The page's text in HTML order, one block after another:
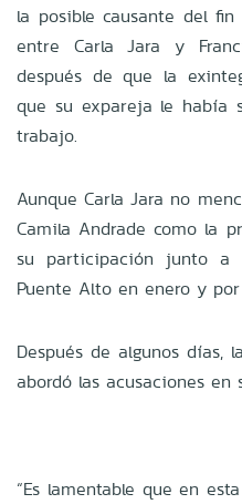
la posible causante del
entre Carla Jara y
después de que la
que su expareja le había
trabajo.
Aunque Carla Jara no
Camila Andrade como la
su participación junto a
Puente Alto en enero y
Después de algunos días,
abordó las acusaciones en
“Es lamentable que en